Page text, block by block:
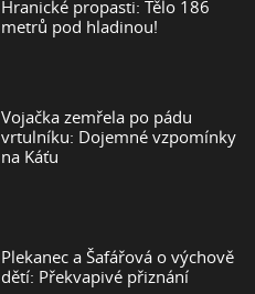
Hranické propasti: Tělo 186
metrů pod hladinou!
Vojačka zemřela po pádu
vrtulníku: Dojemné vzpomínky
na Káťu
Plekanec a Šafářová o výchově
dětí: Překvapivé přiznání